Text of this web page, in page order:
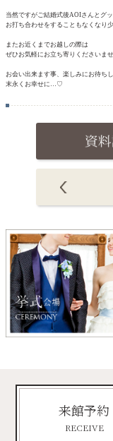
当然ですがご結婚式後AOIさんとグ
お打ち合わせをすることもなくなり
またお近くまでお越しの際は
ぜひお気軽にお立ち寄りくださいま
お会い出来ます事、楽しみにお待ち
末永くお幸せに…♡
来館予約
RECEIVE